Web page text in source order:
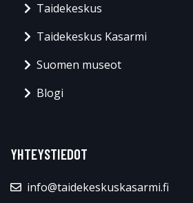
Taidekeskus
Taidekeskus Kasarmi
Suomen museot
Blogi
YHTEYSTIEDOT
info@taidekeskuskasarmi.fi